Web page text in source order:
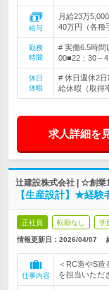
給与
月給23万
40万円（各種
勤務
時間
# 実働6.5時間
00■22：30～
休日
休暇
# 休日週休2
給休暇（取得
求人詳細を
辻建設株式会社 | ☆創
【生産設計】★経
正社員 転勤なし 学
情報更新日：2026/04/07
仕事内容
＜RC造やS造
を担当いただ